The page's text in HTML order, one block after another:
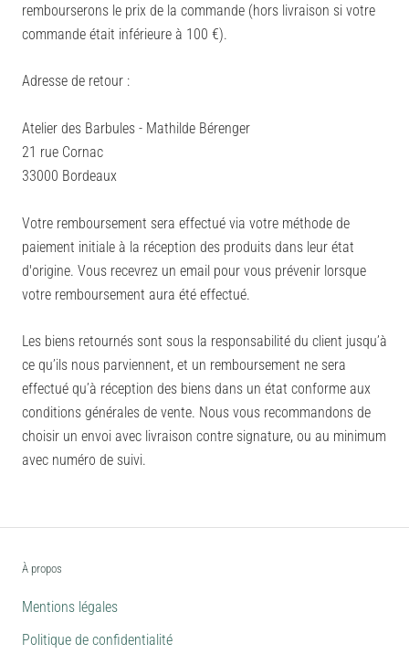
rembourserons le prix de la commande (hors livraison si votre
commande était inférieure à 100 €).
Adresse de retour :
Atelier des Barbules - Mathilde Bérenger
21 rue Cornac
33000 Bordeaux​
Votre remboursement sera effectué via votre méthode de
paiement initiale à la réception des produits dans leur état
d'origine. Vous recevrez un email pour vous prévenir lorsque
votre remboursement aura été effectué.
Les biens retournés sont sous la responsabilité du client jusqu’à
ce qu’ils nous parviennent, et un remboursement ne sera
effectué qu’à réception des biens dans un état conforme aux
conditions générales de vente. Nous vous recommandons de
choisir un envoi avec livraison contre signature, ou au minimum
avec numéro de suivi.
À propos
Mentions légales
Politique de confidentialité